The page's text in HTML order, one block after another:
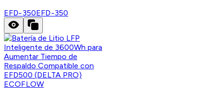
EFD-350EFD-350
ECOFLOW